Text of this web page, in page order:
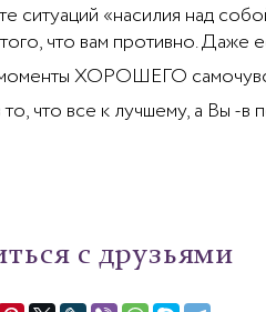
ситуаций «насилия над
что вам противно.
ХОРОШЕГО
то, что все к лучшему, а Вы -в
с друзьями